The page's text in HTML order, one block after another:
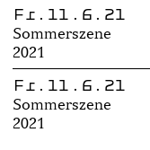
Fr.11.6.21
Sommerszene
2021
Fr.11.6.21
Sommerszene
2021